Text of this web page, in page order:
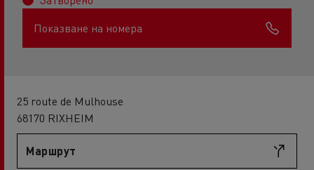
Показване на номера
25 route de Mulhouse
68170 RIXHEIM
Маршрут